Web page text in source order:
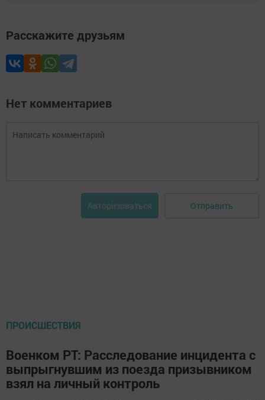
Расскажите друзьям
Нет комментариев
Авторизоваться Отправить
ПРОИСШЕСТВИЯ
Военком РТ: Расследование инцидента с
выпрыгнувшим из поезда призывником
взял на личный контроль